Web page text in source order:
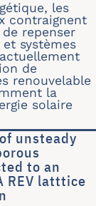
les
contraignent
repenser
systèmes
de
renouvelable
la
solaire
unsteady
to an
REV latttice